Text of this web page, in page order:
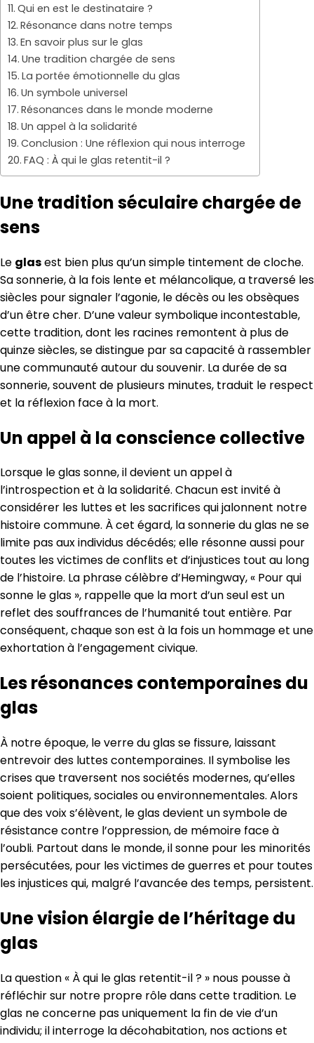
Qui en est le destinataire ?
Résonance dans notre temps
En savoir plus sur le glas
Une tradition chargée de sens
La portée émotionnelle du glas
Un symbole universel
Résonances dans le monde moderne
Un appel à la solidarité
Conclusion : Une réflexion qui nous interroge
FAQ : À qui le glas retentit-il ?
Une tradition séculaire chargée de
sens
Le glasest bien plus qu’un simple tintement de cloche.
Sa sonnerie, à la fois lente et mélancolique, a traversé les
siècles pour signaler l’agonie, le décès ou les obsèques
d’un être cher. D’une valeur symbolique incontestable,
cette tradition, dont les racines remontent à plus de
quinze siècles, se distingue par sa capacité à rassembler
une communauté autour du souvenir. La durée de sa
sonnerie, souvent de plusieurs minutes, traduit le respect
et la réflexion face à la mort.
Un appel à la conscience collective
Lorsque le glas sonne, il devient un appel à
l’introspection et à la solidarité. Chacun est invité à
considérer les luttes et les sacrifices qui jalonnent notre
histoire commune. À cet égard, la sonnerie du glas ne se
limite pas aux individus décédés; elle résonne aussi pour
toutes les victimes de conflits et d’injustices tout au long
de l’histoire. La phrase célèbre d’Hemingway, « Pour qui
sonne le glas », rappelle que la mort d’un seul est un
reflet des souffrances de l’humanité tout entière. Par
conséquent, chaque son est à la fois un hommage et une
exhortation à l’engagement civique.
Les résonances contemporaines du
glas
À notre époque, le verre du glas se fissure, laissant
entrevoir des luttes contemporaines. Il symbolise les
crises que traversent nos sociétés modernes, qu’elles
soient politiques, sociales ou environnementales. Alors
que des voix s’élèvent, le glas devient un symbole de
résistance contre l’oppression, de mémoire face à
l’oubli. Partout dans le monde, il sonne pour les minorités
persécutées, pour les victimes de guerres et pour toutes
les injustices qui, malgré l’avancée des temps, persistent.
Une vision élargie de l’héritage du
glas
La question « À qui le glas retentit-il ? » nous pousse à
réfléchir sur notre propre rôle dans cette tradition. Le
glas ne concerne pas uniquement la fin de vie d’un
individu; il interroge la décohabitation, nos actions et